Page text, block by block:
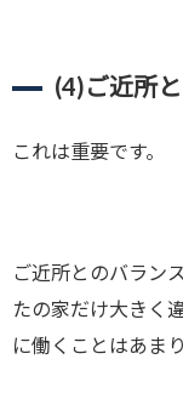
(4)ご近所
これは重要です。
ご近所とのバラン
たの家だけ大きく
に働くことはあま